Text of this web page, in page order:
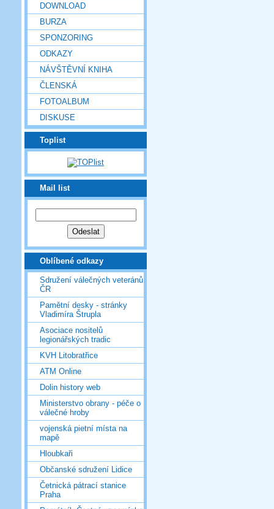
DOWNLOAD
BURZA
SPONZORING
ODKAZY
NÁVŠTĚVNÍ KNIHA
ČLENSKÁ
FOTOALBUM
DISKUSE
Toplist
Mail list
Oblíbené odkazy
Sdružení válečných veteránů
ČR
Pamětní desky - stránky
Vladimíra Štrupla
Asociace nositelů
legionářských tradic
KVH Litobratřice
ATM Online
Dolin history web
Ministerstvo obrany - péče o
válečné hroby
vojenská pietní místa na
mapě
Hloubkaři
Občanské sdružení Lidice
Četnická pátrací stanice
Praha